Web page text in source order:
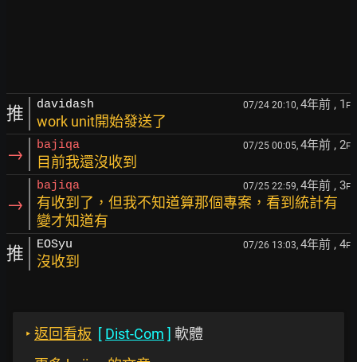
推 davidash 07/24 20:10, 4年前 , 1 F
work unit開始發送了
→ bajiqa 07/25 00:05, 4年前 , 2F
目前我還沒收到
→
bajiqa 07/25 22:59, 4年前 , 3F
有收到了，但我不知道算那個專案，看到統計有
變才知道有
推 EOSyu 07/26 13:03, 4年前 , 4F
沒收到
‣ 返回看板 [ Dist-Com ] 軟體